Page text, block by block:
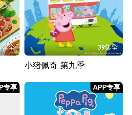
集全 39集全
小猪佩奇 第九季
专享 APP专享